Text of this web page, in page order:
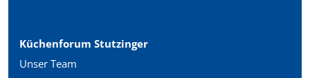
Küchenforum Stutzinger
Unser Team